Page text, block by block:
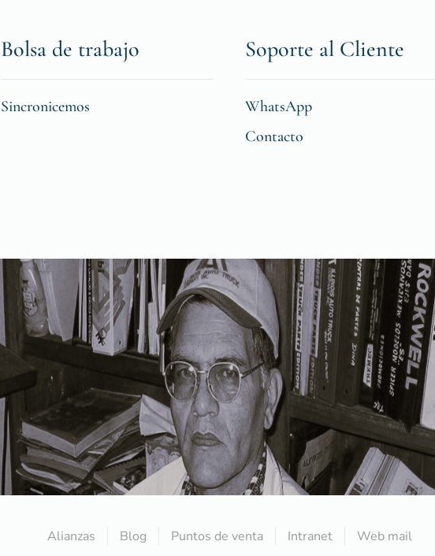
Bolsa de trabajo
Sincronicemos
Soporte al Cliente
WhatsApp
Contacto
Alianzas Blog Puntos de venta Intranet Web mail